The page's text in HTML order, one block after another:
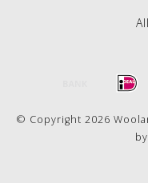
© Copyright 2026
by